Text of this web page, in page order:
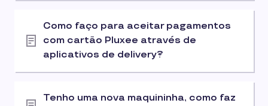
Como faço para aceitar pagamentos
com cartão Pluxee através de
aplicativos de delivery?
Tenho uma nova maquininha, como faz